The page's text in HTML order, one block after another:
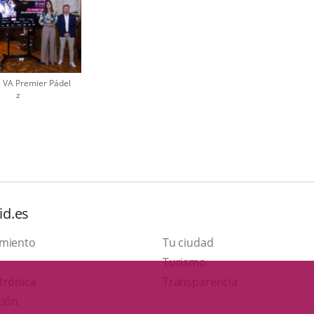
Premier Pádel
z
Tu ciudad
TurismoEste